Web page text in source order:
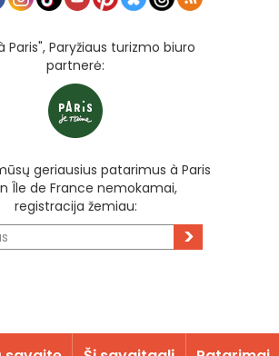
Paris", Paryžiaus turizmo biuro
partnerė:
geriausius patarimus à Paris
Île de France nemokamai,
registracija žemiau:
>